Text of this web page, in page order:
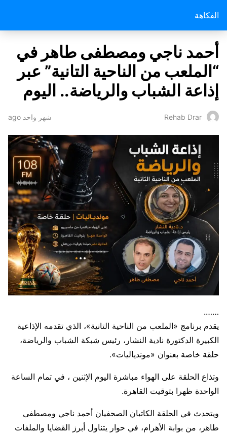
الفكاهة
أحمد ناجي ومصطفى طاهر في
“الملعب من الناحية التانية” عبر
إذاعة الشباب والرياضة.. اليوم
Rehab Drar شهر واحد ago
…….
يقدم برنامج «الملعب من الناحية التانية»، الذي تقدمه الإذاعية
الكبيرة الدكتورة نادية النشار، رئيس شبكة الشباب والرياضة،
حلقة خاصة بعنوان «موندياليات».
وتذاع الحلقة على الهواء مباشرة اليوم الإثنين ، في تمام الساعة
الواحدة ظهرا بتوقيت القاهرة.
ويتحدث في الحلقة الكاتبان الصحفيان أحمد ناجي ومصطفى
طاهر، من بوابة الأهرام، في حوار يتناول أبرز القضايا والملفات